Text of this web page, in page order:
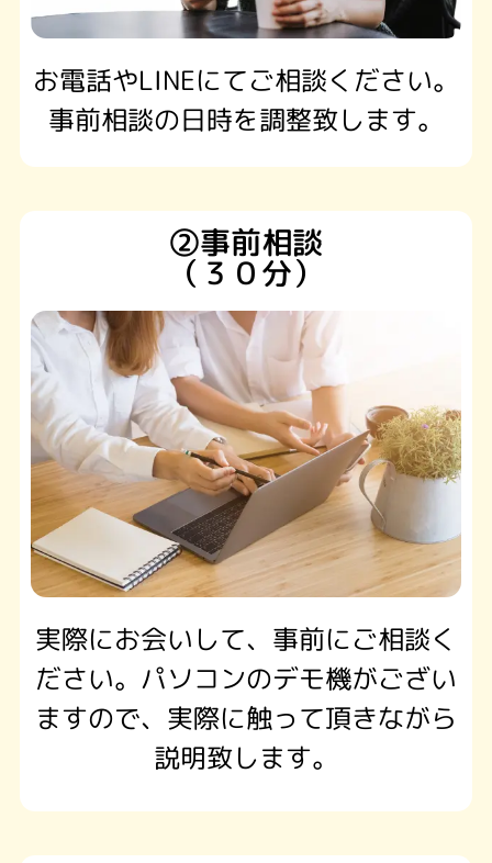
お電話やLINEにてご相談ください。
事前相談の日時を調整致します。
②事前相談
（３０分）
実際にお会いして、事前にご相談く
ださい。パソコンのデモ機がござい
ますので、実際に触って頂きながら
説明致します。